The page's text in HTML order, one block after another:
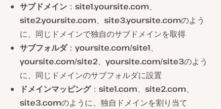
サブドメイン ： site1.yoursite.com、
site2.yoursite.com、 site3.yoursite.comのよう
に、同じドメインで独自のサブドメインを取得
サブフォルダ： yoursite.com/site1、
yoursite.com/site2、 yoursite.com/site3のよう
に、同じドメインのサブフォルダに設置
ドメインマッピング： site1.com、 site2.com、
site3.comのように、独自ドメインを割り当て